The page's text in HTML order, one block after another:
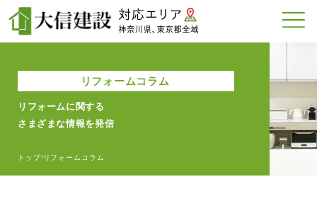
リフォームコラム
リフォームに関する
さまざまな情報を発信
トップ>リフォームコラム